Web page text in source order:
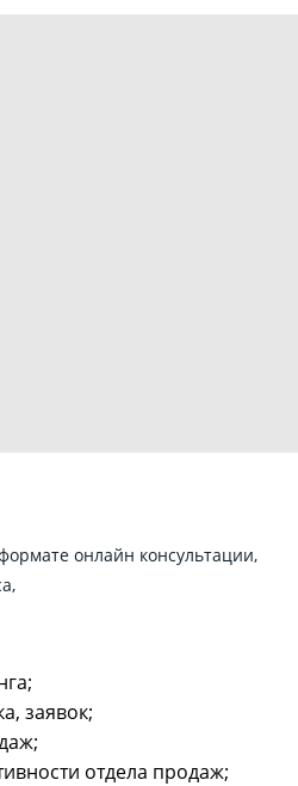
онлайн консультации,
заявок;
отдела продаж;